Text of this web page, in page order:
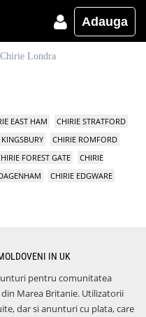
Adauga
Chirie Londra
EAST HAM
CHIRIE STRATFORD
CHIRIE ROMFORD
FOREST GATE
CHIRIE
CHIRIE EDGWARE
IN UK
pentru comunitatea
Marea Britanie. Utilizatorii
dar si anunturi cu plata, care